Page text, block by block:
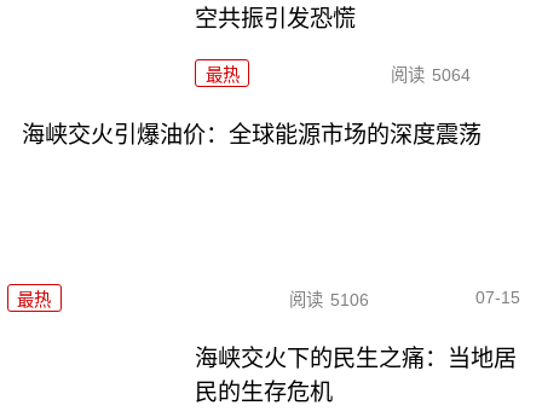
空共振引发恐慌
最热 阅读 5064
海峡交火引爆油价：全球能源市场的深度震荡
最热 阅读 5106 07-15
海峡交火下的民生之痛：当地居
民的生存危机